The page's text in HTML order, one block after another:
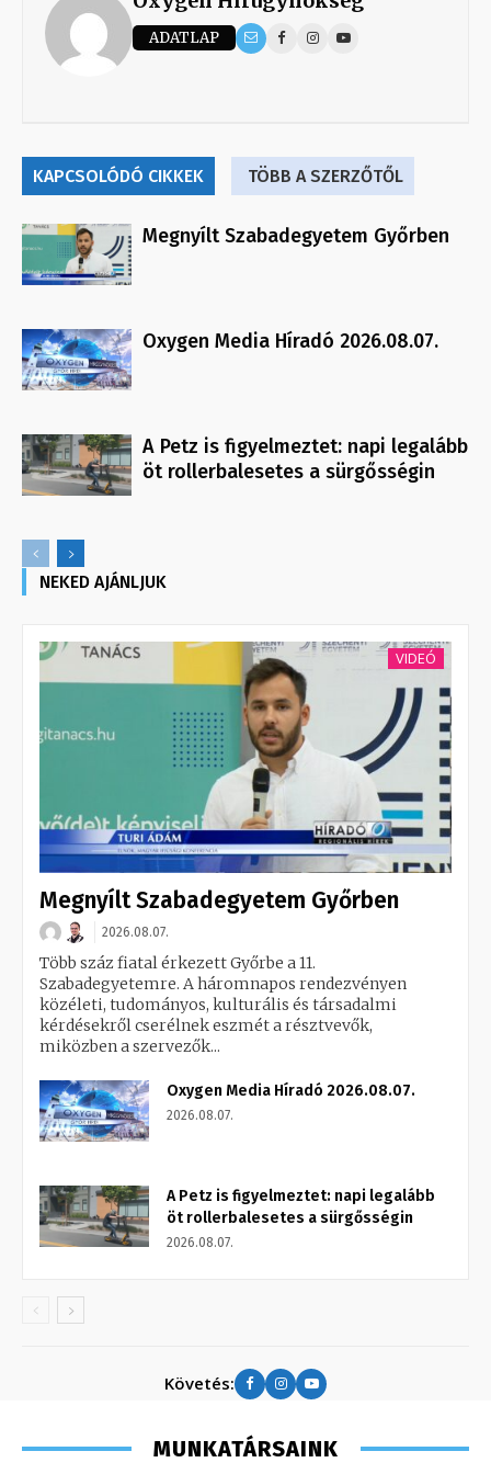
ADATLAP
KAPCSOLÓDÓ CIKKEK TÖBB A SZERZŐTŐL
Megnyílt Szabadegyetem Győrben
Oxygen Media Híradó 2026.08.07.
A Petz is figyelmeztet: napi legalább
öt rollerbalesetes a sürgősségin
NEKED AJÁNLJUK
VIDEÓ
Megnyílt Szabadegyetem Győrben
2026.08.07.
Több száz fiatal érkezett Győrbe a 11.
Szabadegyetemre. A háromnapos rendezvényen
közéleti, tudományos, kulturális és társadalmi
kérdésekről cserélnek eszmét a résztvevők,
miközben a szervezők...
Oxygen Media Híradó 2026.08.07.
2026.08.07.
A Petz is figyelmeztet: napi legalább
öt rollerbalesetes a sürgősségin
2026.08.07.
Követés:
MUNKATÁRSAINK